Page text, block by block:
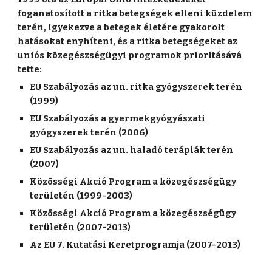
foganatosított a ritka betegségek elleni küzdelem
terén, igyekezve a betegek életére gyakorolt
hatásokat enyhíteni, és a ritka betegségeket az
uniós közegészségügyi programok prioritásává
tette:
EU Szabályozás az un. ritka gyógyszerek terén
(1999)
EU Szabályozás a gyermekgyógyászati
gyógyszerek terén (2006)
EU Szabályozás az un. haladó terápiák terén
(2007)
Közösségi Akció Program a közegészségügy
területén (1999-2003)
Közösségi Akció Program a közegészségügy
területén (2007-2013)
Az EU 7. Kutatási Keretprogramja (2007-2013)